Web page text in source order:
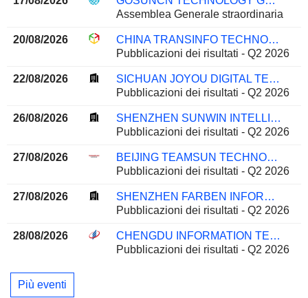
Assemblea Generale straordinaria
20/08/2026
CHINA TRANSINFO TECHNOLOGY CO., LTD
Pubblicazioni dei risultati - Q2 2026
22/08/2026
SICHUAN JOYOU DIGITAL TECHNOLOGIES CO.,LTD.
Pubblicazioni dei risultati - Q2 2026
26/08/2026
SHENZHEN SUNWIN INTELLIGENT CO., LTD.
Pubblicazioni dei risultati - Q2 2026
27/08/2026
BEIJING TEAMSUN TECHNOLOGY CO.,LTD.
Pubblicazioni dei risultati - Q2 2026
27/08/2026
SHENZHEN FARBEN INFORMATION TECHNOLOGY CO.,LTD.
Pubblicazioni dei risultati - Q2 2026
28/08/2026
CHENGDU INFORMATION TECHNOLOGY OF CHINESE ACADEMY OF SCIENCES CO.,LTD
Pubblicazioni dei risultati - Q2 2026
Più eventi